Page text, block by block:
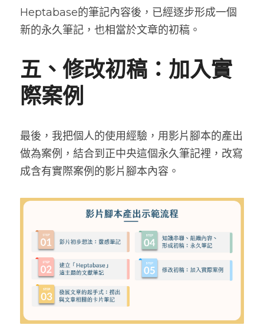
Heptabase的筆記內容後，已經逐步形成一個
新的永久筆記，也相當於文章的初稿。
五、修改初稿：加入實
際案例
最後，我把個人的使用經驗，用影片腳本的產出
做為案例，結合到正中央這個永久筆記裡，改寫
成含有實際案例的影片腳本內容。